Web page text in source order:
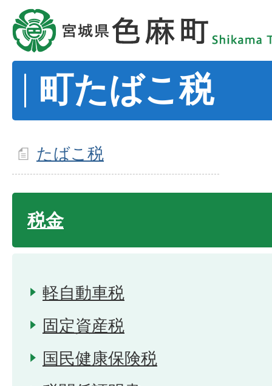
町たばこ税
たばこ税
税金
軽自動車税
固定資産税
国民健康保険税